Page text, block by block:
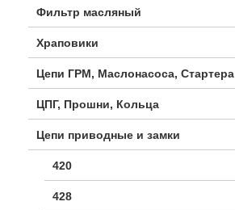
Фильтр масляный
Храповики
Цепи ГРМ, Маслонасоса, Стартера
ЦПГ, Прошни, Кольца
Цепи приводные и замки
420
428